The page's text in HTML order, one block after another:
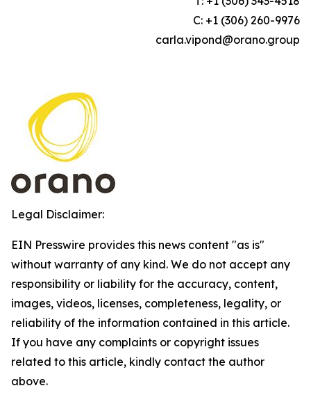
C: +1 (306) 260-9976
carla.vipond@orano.group
Legal Disclaimer:
EIN Presswire provides this news content "as is"
without warranty of any kind. We do not accept any
responsibility or liability for the accuracy, content,
images, videos, licenses, completeness, legality, or
reliability of the information contained in this article.
If you have any complaints or copyright issues
related to this article, kindly contact the author
above.